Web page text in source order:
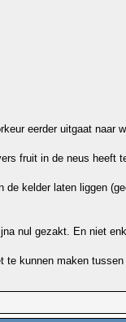
eerder uitgaat naar
fruit in de neus heeft
kelder laten liggen
nul gezakt. En niet
te kunnen maken